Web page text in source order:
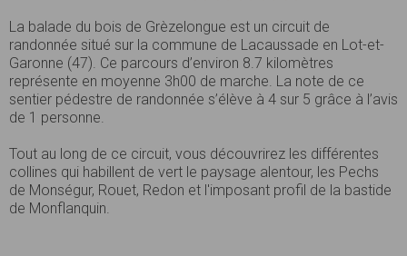
La balade du bois de Grèzelongue est un circuit de
randonnée situé sur la commune de Lacaussade en Lot-et-
Garonne (47). Ce parcours d’environ 8.7 kilomètres
représente en moyenne 3h00 de marche. La note de ce
sentier pédestre de randonnée s’élève à 4 sur 5 grâce à l’avis
de 1 personne.
Tout au long de ce circuit, vous découvrirez les différentes
collines qui habillent de vert le paysage alentour, les Pechs
de Monségur, Rouet, Redon et l'imposant profil de la bastide
de Monflanquin.